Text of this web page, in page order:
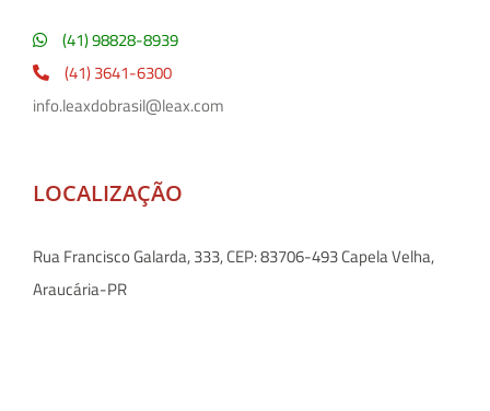
(41) 98828-8939
(41) 3641-6300
info.leaxdobrasil@leax.com
LOCALIZAÇÃO
Rua Francisco Galarda, 333, CEP: 83706-493 Capela Velha,
Araucária-PR